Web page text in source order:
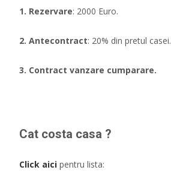
1. Rezervare: 2000 Euro.
2. Antecontract: 20% din pretul casei.
3. Contract vanzare cumparare.
Cat costa casa ?
Click aici pentru lista: